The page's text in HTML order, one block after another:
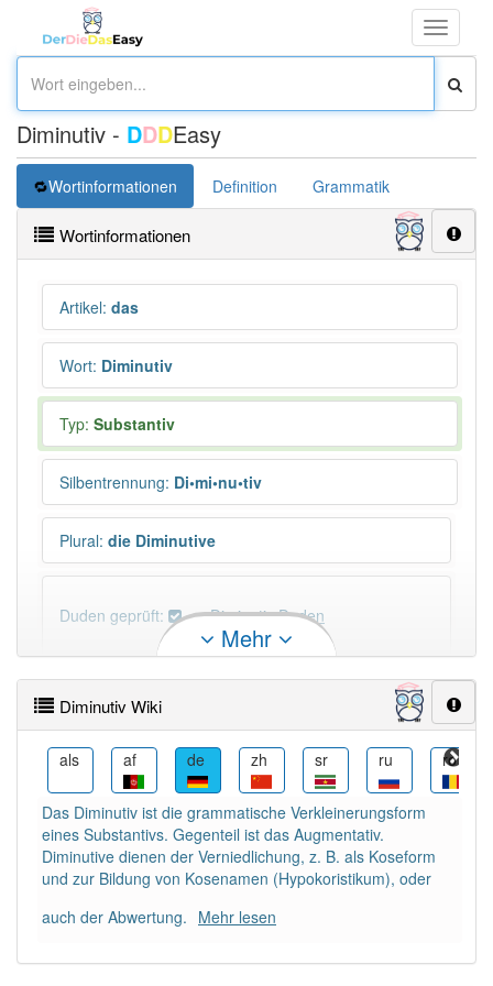
Toggle
Diminutiv - DDDEasy
Wortinformationen Definition Grammatik
Wortinformationen
Artikel: das
Wort: Diminutiv
Typ: Substantiv
Silbentrennung: Di•mi•nu•tiv
Plural: die Diminutive
Duden geprüft: Diminutiv Duden
×
Wörter, die mit "-iv" enden, haben fast immer
Artikel:das.
DER:64Ausnahmen Beispiele
DIE: 1Ausnahmen Beispiele
DAS:146
Mehr
Diminutiv Wiki
als af de zh sr ru ro
Das Diminutiv ist die grammatische Verkleinerungsform
eines Substantivs. Gegenteil ist das Augmentativ.
Diminutive dienen der Verniedlichung, z. B. als Koseform
und zur Bildung von Kosenamen (Hypokoristikum), oder
auch der Abwertung. Mehr lesen